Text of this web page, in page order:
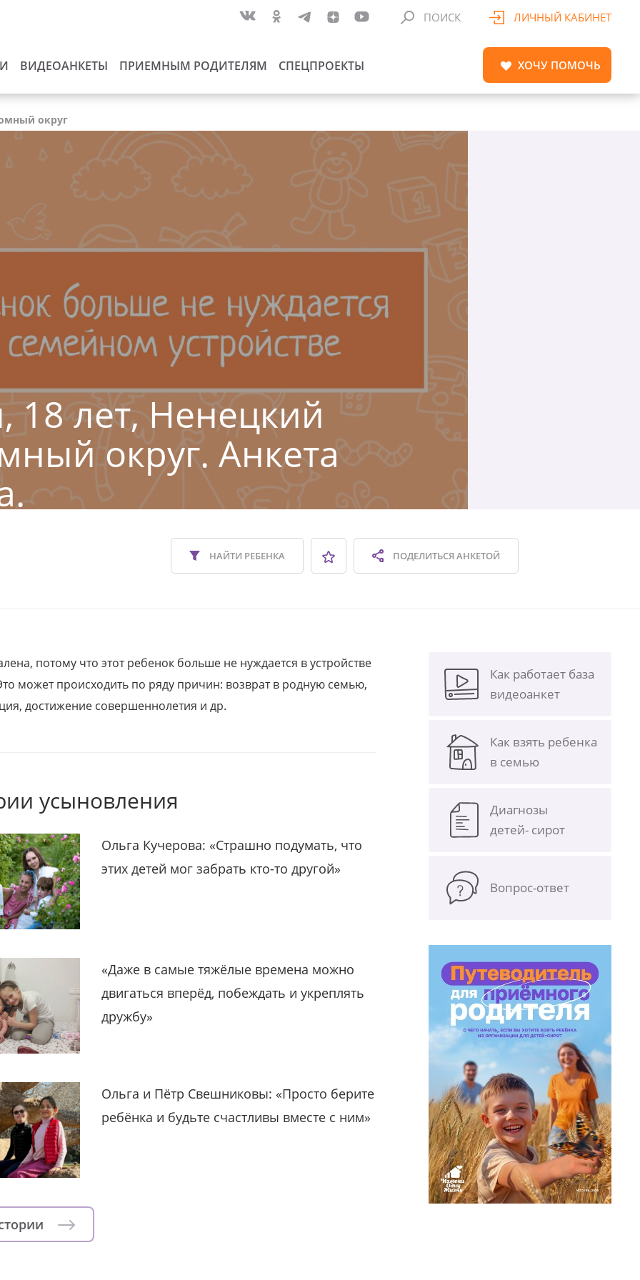
ВИДЕОАНКЕТЫ ПРИЕМНЫМ РОДИТЕЛЯМ СПЕЦПРОЕКТЫ
ПОИСК ЛИЧНЫЙ КАБИНЕТ
ХОЧУ ПОМОЧЬ
округ
18 лет, Ненецкий
округ. Анкета
ПОДЕЛИТЬСЯАНКЕТОЙ
НАЙТИ РЕБЕНКА
потому что этот ребенок больше не нуждается в устройстве
может происходить по ряду причин: возврат в родную семью,
достижение совершеннолетия и др.
усыновления
Ольга Кучерова: «Страшно подумать, что
этих детей мог забрать кто-то другой»
«Даже в самые тяжёлые времена можно
двигаться вперёд, побеждать и укреплять
дружбу»
Ольга и Пётр Свешниковы: «Просто берите
ребёнка и будьте счастливы вместе с ним»
Как работает база
видеоанкет
Как взять ребенка
в семью
Диагнозы
детей- сирот
Вопрос-ответ